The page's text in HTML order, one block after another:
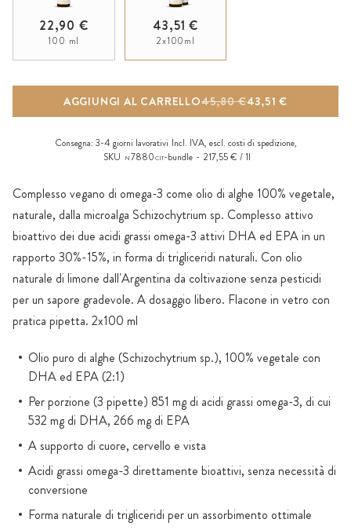
Complesso vegano di omega-3 come olio di alghe 100% vegetale,
naturale, dalla microalga Schizochytrium sp. Complesso attivo
bioattivo dei due acidi grassi omega-3 attivi DHA ed EPA in un
rapporto 30%-15%, in forma di trigliceridi naturali. Con olio
naturale di limone dall'Argentina da coltivazione senza pesticidi
per un sapore gradevole. A dosaggio libero. Flacone in vetro con
pratica pipetta. 2x100 ml
Olio puro di alghe (Schizochytrium sp.), 100% vegetale con
DHA ed EPA (2:1)
Per porzione (3 pipette) 851 mg di acidi grassi omega-3, di cui
532 mg di DHA, 266 mg di EPA
A supporto di cuore, cervello e vista
Acidi grassi omega-3 direttamente bioattivi, senza necessità di
conversione
Forma naturale di trigliceridi per un assorbimento ottimale
22,90 €
100 ml
43,51 €
2x100ml
AGGIUNGI AL CARRELLO 43,51 €
45,80 €
Consegna: 3-4 giorni lavorativi Incl. IVA, escl. costi di spedizione,
SKU
N7880CIT-bundle 217,55 € / 1l